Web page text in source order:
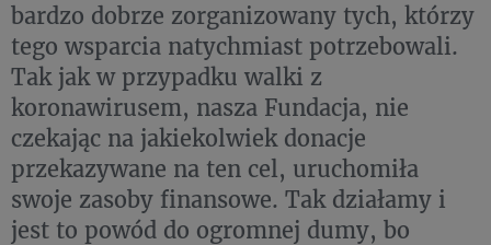
bardzo dobrze zorganizowany tych, którzy
tego wsparcia natychmiast potrzebowali.
Tak jak w przypadku walki z
koronawirusem, nasza Fundacja, nie
czekając na jakiekolwiek donacje
przekazywane na ten cel, uruchomiła
swoje zasoby finansowe. Tak działamy i
jest to powód do ogromnej dumy, bo